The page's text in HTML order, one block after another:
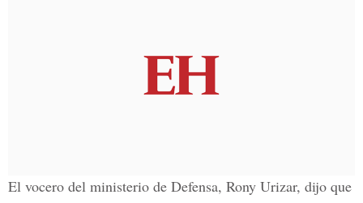
El vocero del ministerio de Defensa, Rony Urizar, dijo que